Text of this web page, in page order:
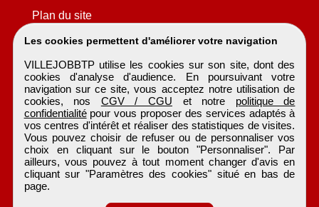
Les cookies permettent d'améliorer votre navigation
VILLEJOBBTP utilise les cookies sur son site, dont des
cookies d'analyse d'audience. En poursuivant votre
navigation sur ce site, vous acceptez notre utilisation de
cookies, nos CGV / CGU et notre politique de
confidentialitépour vous proposer des services adaptés à
vos centres d'intérêt et réaliser des statistiques de visites.
Vous pouvez choisir de refuser ou de personnaliser vos
choix en cliquant sur le bouton "Personnaliser". Par
ailleurs, vous pouvez à tout moment changer d'avis en
cliquant sur "Paramètres des cookies" situé en bas de
page.
Plan du site